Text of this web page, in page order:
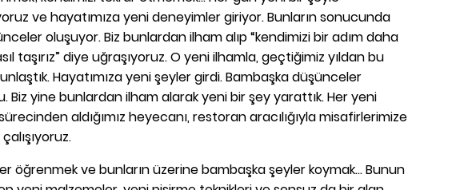
ve hayatımıza yeni deneyimler giriyor. Bunların sonucunda
oluşuyor. Biz bunlardan ilham alıp “kendimizi bir adım daha
taşırız” diye uğraşıyoruz. O yeni ilhamla, geçtiğimiz yıldan bu
Hayatımıza yeni şeyler girdi. Bambaşka düşünceler
Biz yine bunlardan ilham alarak yeni bir şey yarattık. Her yeni
aldığımız heyecanı, restoran aracılığıyla misafirlerimize
öğrenmek ve bunların üzerine bambaşka şeyler koymak… Bunun